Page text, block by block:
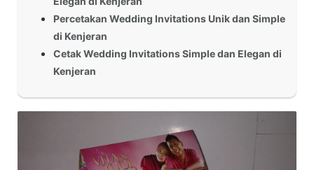
Percetakan Wedding Invitations Unik dan Simple
di Kenjeran
Cetak Wedding Invitations Simple dan Elegan di
Kenjeran